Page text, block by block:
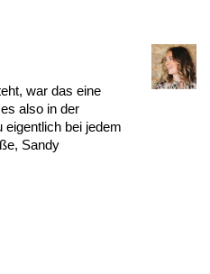
war das eine
also in der
eigentlich bei jedem
Sandy